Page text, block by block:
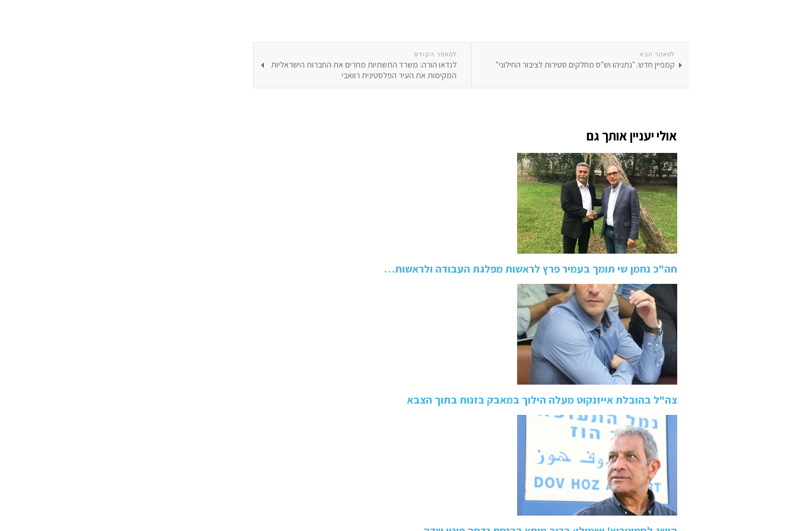
למאמר הקודם
לנדאו הורה: משרד התשתיות מחרים את החברות הישראליות
המקימות את העיר הפלסטינית רוואבי
למאמר הבא
קמפיין חדש: "נתניהו וש"ס מחלקים סטירות לציבור החילוני"
אולי יעניין אותך גם
חה"כ נחמן שי תומך בעמיר פרץ לראשות מפלגת העבודה ולראשות…
צה"ל בהובלת אייזנקוט מעלה הילוך במאבק בזנות בתוך הצבא